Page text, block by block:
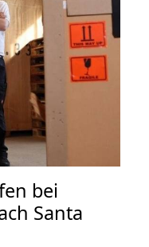
bei
Santa